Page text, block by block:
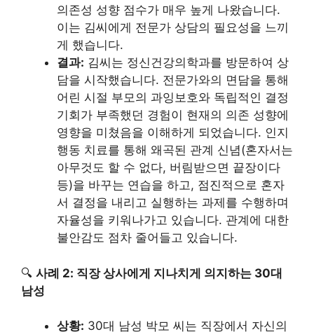
의존성 성향 점수가 매우 높게 나왔습니다.
이는 김씨에게 전문가 상담의 필요성을 느끼
게 했습니다.
결과: 김씨는 정신건강의학과를 방문하여 상
담을 시작했습니다. 전문가와의 면담을 통해
어린 시절 부모의 과잉보호와 독립적인 결정
기회가 부족했던 경험이 현재의 의존 성향에
영향을 미쳤음을 이해하게 되었습니다. 인지
행동 치료를 통해 왜곡된 관계 신념(혼자서는
아무것도 할 수 없다, 버림받으면 끝장이다
등)을 바꾸는 연습을 하고, 점진적으로 혼자
서 결정을 내리고 실행하는 과제를 수행하며
자율성을 키워나가고 있습니다. 관계에 대한
불안감도 점차 줄어들고 있습니다.
🔍 사례 2: 직장 상사에게 지나치게 의지하는 30대
남성
상황: 30대 남성 박모 씨는 직장에서 자신의